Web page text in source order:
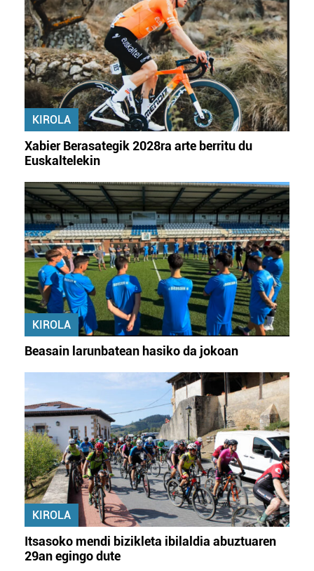
KIROLA
Xabier Berasategik 2028ra arte berritu du
Euskaltelekin
KIROLA
Beasain larunbatean hasiko da jokoan
KIROLA
Itsasoko mendi bizikleta ibilaldia abuztuaren
29an egingo dute